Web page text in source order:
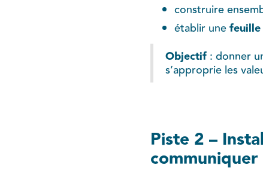
construire
établir une
Objectif : donner
s’approprie les
Piste 2 –
communiquer